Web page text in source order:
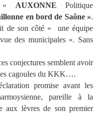
« AUXONNEPolitique
en bord de Saône ».
de son côté « une équipe
des municipales ». Sans
conjectures semblent avoir
cagoules du KKK….
promise avant les
pareille à la
aux lèvres de son premier